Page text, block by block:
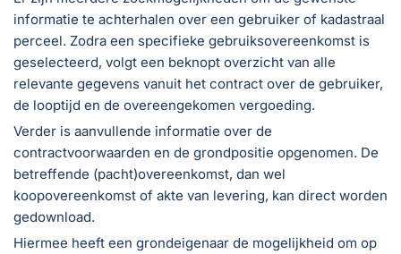
informatie te achterhalen over een gebruiker of kadastraal
perceel. Zodra een specifieke gebruiksovereenkomst is
geselecteerd, volgt een beknopt overzicht van alle
relevante gegevens vanuit het contract over de gebruiker,
de looptijd en de overeengekomen vergoeding.
Verder is aanvullende informatie over de
contractvoorwaarden en de grondpositie opgenomen. De
betreffende (pacht)overeenkomst, dan wel
koopovereenkomst of akte van levering, kan direct worden
gedownload.
Hiermee heeft een grondeigenaar de mogelijkheid om op